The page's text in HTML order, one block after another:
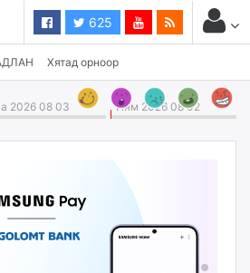
625
Хятад орноор
2026 08 03 Ням 2026 08 02